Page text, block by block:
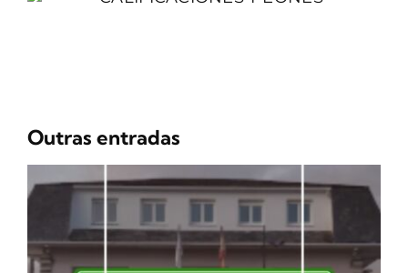
Outras entradas